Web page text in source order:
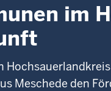
im
Meschede den